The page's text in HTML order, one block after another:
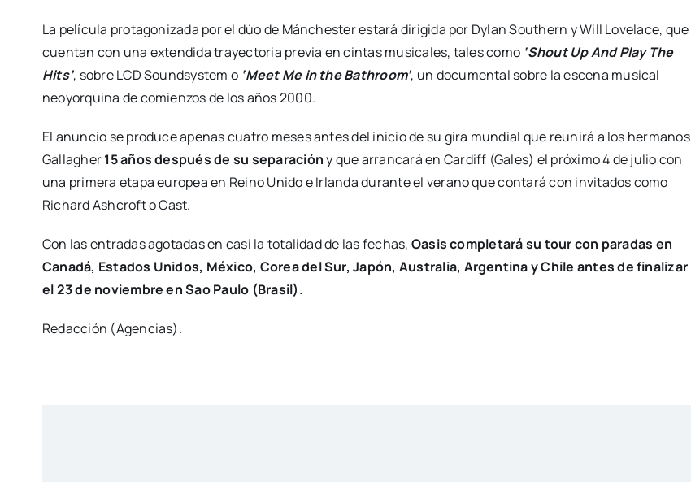
La película protagonizada por el dúo de Mánchester estará dirigida por Dylan Southern y Will Lovelace, que
cuentan con una extendida trayectoria previa en cintas musicales, tales como ‘Shout Up And Play The
Hits’, sobre LCD Soundsystem o ‘Meet Me in the Bathroom’, un documental sobre la escena musical
neoyorquina de comienzos de los años 2000.
El anuncio se produce apenas cuatro meses antes del inicio de su gira mundial que reunirá a los hermanos
Gallagher15 años después de su separacióny que arrancará en Cardiff (Gales) el próximo 4 de julio con
una primera etapa europea en Reino Unido e Irlanda durante el verano que contará con invitados como
Richard Ashcroft o Cast.
Con las entradas agotadas en casi la totalidad de las fechas, Oasis completará su tour con paradas en
Canadá, Estados Unidos, México, Corea del Sur, Japón, Australia, Argentina y Chile antes de finalizar
el 23 de noviembre en Sao Paulo (Brasil).
Redacción (Agencias).